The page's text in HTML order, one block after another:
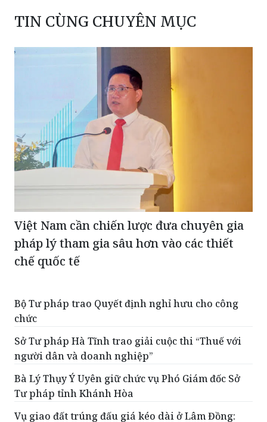
TIN CÙNG CHUYÊN MỤC
Việt Nam cần chiến lược đưa chuyên gia
pháp lý tham gia sâu hơn vào các thiết
chế quốc tế
Bộ Tư pháp trao Quyết định nghỉ hưu cho công
chức
Sở Tư pháp Hà Tĩnh trao giải cuộc thi “Thuế với
người dân và doanh nghiệp”
Bà Lý Thụy Ý Uyên giữ chức vụ Phó Giám đốc Sở
Tư pháp tỉnh Khánh Hòa
Vụ giao đất trúng đấu giá kéo dài ở Lâm Đồng: